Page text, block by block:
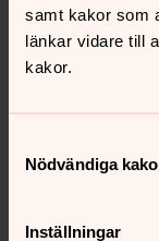
samt kakor som
länkar vidare till
kakor.
Nödvändiga
Inställningar
E-post: